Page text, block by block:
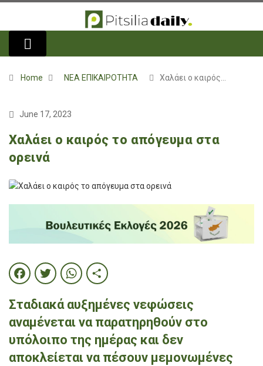
Home ΝΕΑ ΕΠΙΚΑΙΡΟΤΗΤΑ Χαλάει ο καιρός…
June 17, 2023
Χαλάει ο καιρός το απόγευμα στα
ορεινά
Facebook
Twitter
WhatsApp
Share
Σταδιακά αυξημένες νεφώσεις
αναμένεται να παρατηρηθούν στο
υπόλοιπο της ημέρας και δεν
αποκλείεται να πέσουν μεμονωμένες